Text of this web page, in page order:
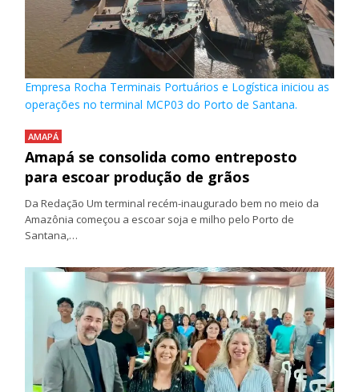
Empresa Rocha Terminais Portuários e Logística iniciou as
operações no terminal MCP03 do Porto de Santana.
AMAPÁ
Amapá se consolida como entreposto
para escoar produção de grãos
Da Redação Um terminal recém-inaugurado bem no meio da
Amazônia começou a escoar soja e milho pelo Porto de
Santana,…